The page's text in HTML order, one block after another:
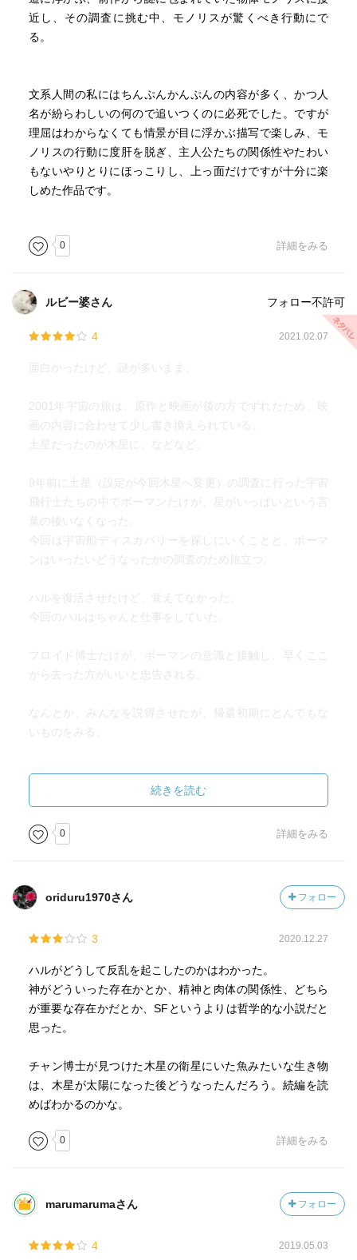
近し、その調査に挑む中、モノリスが驚くべき行動にで
る。
文系人間の私にはちんぷんかんぷんの内容が多く、かつ人
名が紛らわしいの何ので追いつくのに必死でした。ですが
理屈はわからなくても情景が目に浮かぶ描写で楽しみ、モ
ノリスの行動に度肝を脱ぎ、主人公たちの関係性やたわい
もないやりとりにほっこりし、上っ面だけですが十分に楽
しめた作品です。
0 詳細をみる
ルビー婆さん フォロー不許可
4 2021.02.07
面白かったけど、謎が多いまま。
2001年宇宙の旅は、原作と映画が後の方でずれたため、映
画の内容に合わせて少し書き換えられている。
土星だったのが木星に。などなど。
9年前に土星（設定が今回木星へ変更）の調査に行った宇宙
飛行士たちの中でボーマンだけが、星がいっぱいという言
葉の後いなくなった。
今回は宇宙船ディスカバリーを探しにいくことと、ボーマ
ンはいったいどうなったかの調査のため旅立つ。
ハルを復活させたけど、覚えてなかった。
今回のハルはちゃんと仕事をしていた。
フロイド博士だけが、ボーマンの意識と接触し、早くここ
から去った方がいいと忠告される。
なんとか、みんなを説得させたが、帰還初期にとんでもな
いものをみる。
滅？めっちゃ小さくなった後、生まれ変わり大きくなり太
陽になった。
地球にとって太陽が２つに。
エピローグで、エウロパ人について書かれていた。
ウロパだけには降りるなと。
エウロパ人からも、地球人がいるかわかってないようで、
何やら光（宇宙船）が移動していると思っている。
何か他のものがいると思っている。
続きを読む
0 詳細をみる
oriduru1970さん フォロー
3 2020.12.27
ハルがどうして反乱を起こしたのかはわかった。
神がどういった存在かとか、精神と肉体の関係性、どちら
が重要な存在かだとか、SFというよりは哲学的な小説だと
思った。
チャン博士が見つけた木星の衛星にいた魚みたいな生き物
は、木星が太陽になった後どうなったんだろう。続編を読
めばわかるのかな。
0 詳細をみる
marumarumaさん フォロー
4 2019.05.03